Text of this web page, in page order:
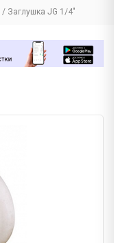
Заглушка JG 1/4"